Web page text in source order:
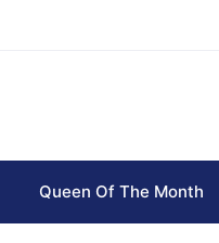
Queen Of The Month